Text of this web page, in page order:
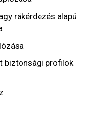
rákérdezés alapú
biztonsági profilok